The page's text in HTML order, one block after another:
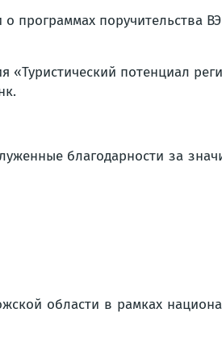
программах поручительства
потенциал
благодарности за
области в рамках